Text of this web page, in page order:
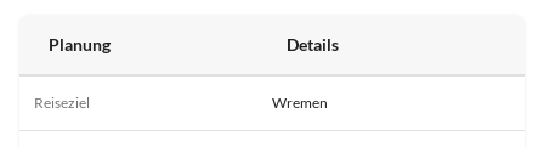
Planung Details
Reiseziel Wremen